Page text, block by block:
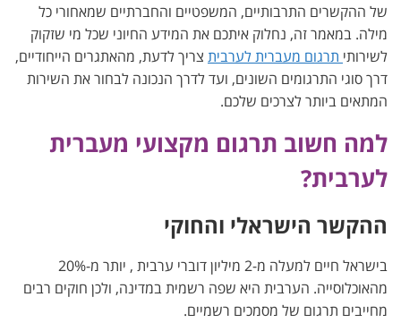
של ההקשרים התרבותיים, המשפטיים והחברתיים שמאחורי כל
מילה. במאמר זה, נחלוק איתכם את המידע החיוני שכל מי שזקוק
לשירותי תרגום מעברית לערבית צריך לדעת, מהאתגרים הייחודיים,
דרך סוגי התרגומים השונים, ועד לדרך הנכונה לבחור את השירות
המתאים ביותר לצרכים שלכם.
למה חשוב תרגום מקצועי מעברית
לערבית?
ההקשר הישראלי והחוקי
בישראל חיים למעלה מ-2 מיליון דוברי ערבית , יותר מ-20%
מהאוכלוסייה. הערבית היא שפה רשמית במדינה, ולכן חוקים רבים
מחייבים תרגום של מסמכים רשמיים.